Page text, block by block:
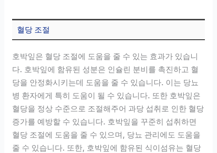
혈당 조절
호박잎은 혈당 조절에 도움을 줄 수 있는 효과가 있습니
다. 호박잎에 함유된 성분은 인슐린 분비를 촉진하고 혈
당을 안정화시키는데 도움을 줄 수 있습니다. 이는 당뇨
병 환자에게 특히 도움이 될 수 있습니다. 또한 호박잎은
혈당을 정상 수준으로 조절해주어 과당 섭취로 인한 혈당
증가를 예방할 수 있습니다. 호박잎을 꾸준히 섭취하면
혈당 조절에 도움을 줄 수 있으며, 당뇨 관리에도 도움을
줄 수 있습니다. 또한, 호박잎에 함유된 식이섬유는 혈당